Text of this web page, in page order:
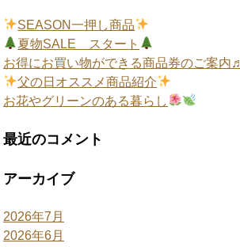
SEASON一押し商品
夏物SALE スタート
お得にお買い物ができる商品券のご案内♬
父の日オススメ商品紹介
お花やグリーンのある暮らし
最近のコメント
アーカイブ
2026年7月
2026年6月